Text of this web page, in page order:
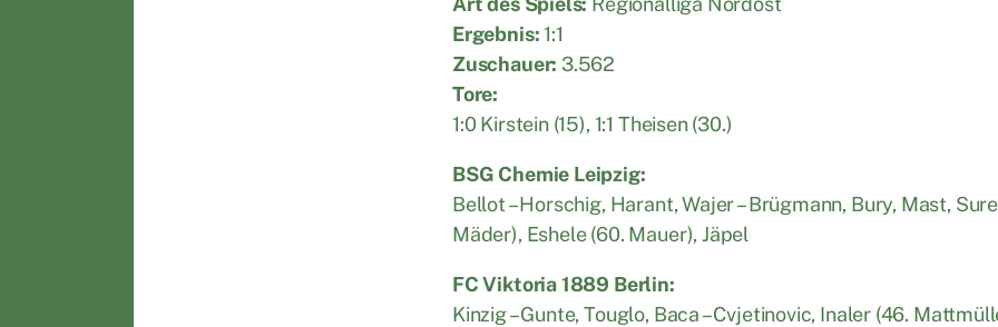
Ergebnis: 1:1
Zuschauer: 3.562
Tore:
1:0 Kirstein (15), 1:1 Theisen (30.)
BSG Chemie Leipzig:
Bellot – Horschig, Harant, Wajer – Brügmann, Bury, Mast,
Mäder), Eshele (60. Mauer), Jäpel
FC Viktoria 1889 Berlin:
Kinzig – Gunte, Touglo, Baca – Cvjetinovic, Inaler (46.